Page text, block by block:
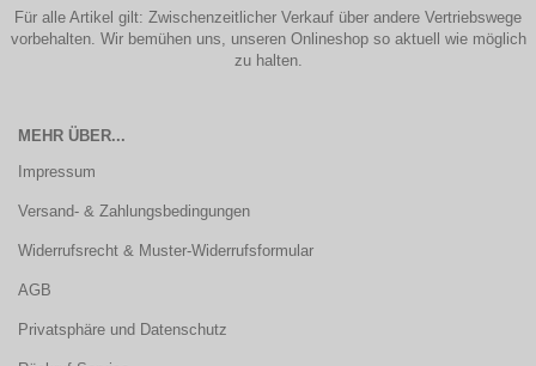
Für alle Artikel gilt: Zwischenzeitlicher Verkauf über andere Vertriebswege
vorbehalten. Wir bemühen uns, unseren Onlineshop so aktuell wie möglich
zu halten.
MEHR ÜBER...
Impressum
Versand- & Zahlungsbedingungen
Widerrufsrecht & Muster-Widerrufsformular
AGB
Privatsphäre und Datenschutz